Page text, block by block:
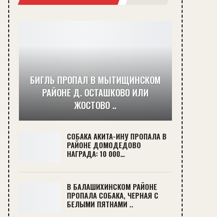
БИГЛЬ ПРОПАЛ В МЫТИЩИНСКОМ
РАЙОНЕ Д. ОСТАШКОВО ИЛИ
ЖОСТОВО ..
СОБАКА АКИТА-ИНУ ПРОПАЛА В
РАЙОНЕ ДОМОДЕДОВО
НАГРАДА: 10 000…
В БАЛАШИХИНСКОМ РАЙОНЕ
ПРОПАЛА СОБАКА, ЧЕРНАЯ С
БЕЛЫМИ ПЯТНАМИ ..